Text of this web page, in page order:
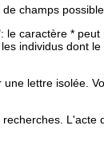
champs
le caractère *
individus dont
lettre isolée.